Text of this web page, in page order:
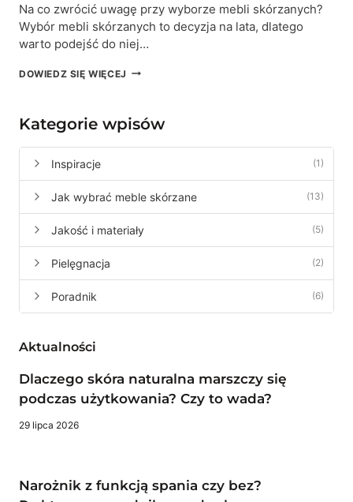
Na co zwrócić uwagę przy wyborze mebli skórzanych?
Wybór mebli skórzanych to decyzja na lata, dlatego
warto podejść do niej…
DOWIEDZ SIĘ WIĘCEJ JAK
DO
KROKÓW
Kategorie wpisów
Inspiracje (1)
Jak wybrać meble skórzane (13)
Jakość i materiały (5)
Pielęgnacja (2)
Poradnik (6)
Aktualności
Dlaczego skóra naturalna marszczy się
podczas użytkowania? Czy to wada?
29 lipca 2026
Narożnik z funkcją spania czy bez?